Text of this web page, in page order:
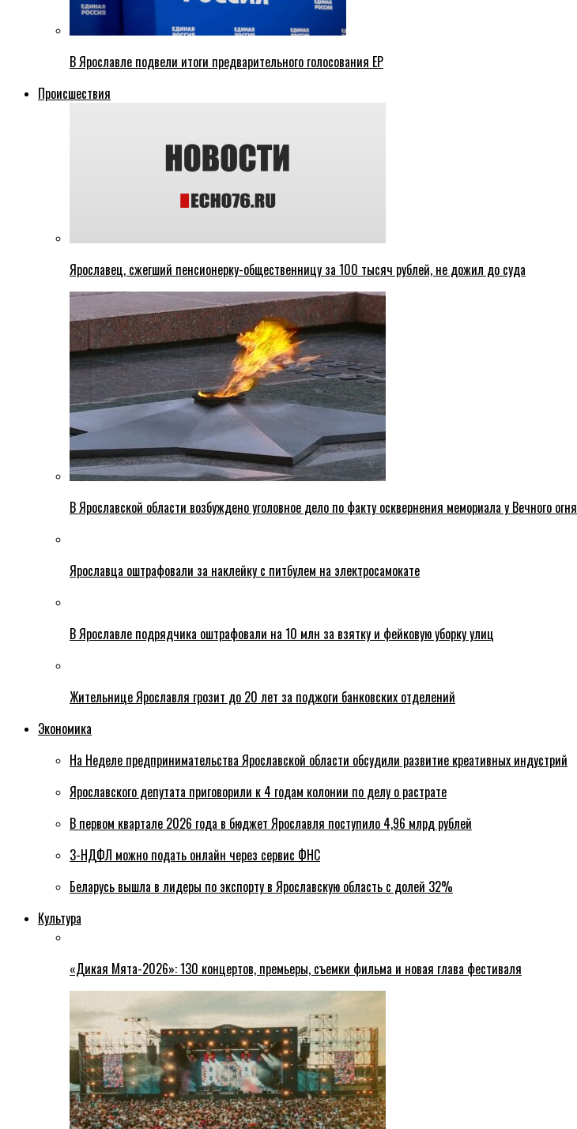
В Ярославле подвели итоги предварительного голосования ЕР
Происшествия
Ярославец, сжегший пенсионерку-общественницу за 100 тысяч рублей, не дожил до суда
В Ярославской области возбуждено уголовное дело по факту осквернения мемориала у Вечного огня
Ярославца оштрафовали за наклейку с питбулем на электросамокате
В Ярославле подрядчика оштрафовали на 10 млн за взятку и фейковую уборку улиц
Жительнице Ярославля грозит до 20 лет за поджоги банковских отделений
Экономика
На Неделе предпринимательства Ярославской области обсудили развитие креативных индустрий
Ярославского депутата приговорили к 4 годам колонии по делу о растрате
В первом квартале 2026 года в бюджет Ярославля поступило 4,96 млрд рублей
3-НДФЛ можно подать онлайн через сервис ФНС
Беларусь вышла в лидеры по экспорту в Ярославскую область с долей 32%
Культура
«Дикая Мята-2026»: 130 концертов, премьеры, съемки фильма и новая глава фестиваля